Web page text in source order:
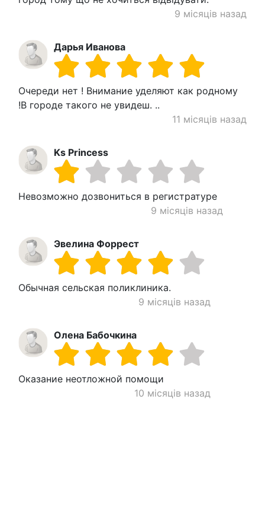
9 місяців назад
Дарья Иванова
Очереди нет ! Внимание уделяют как родному
!В городе такого не увидеш. ..
11 місяців назад
Ks Princess
Невозможно дозвониться в регистратуре
9 місяців назад
Эвелина Форрест
Обычная сельская поликлиника.
9 місяців назад
Олена Бабочкина
Оказание неотложной помощи
10 місяців назад